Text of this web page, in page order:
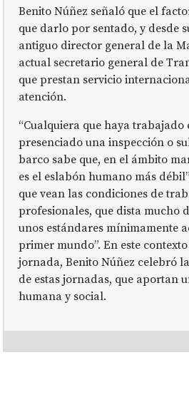
Benito Núñez señaló que el
que darlo por sentado, y desde
antiguo director general de la
actual secretario general de
que prestan servicio
atención.
“Cualquiera que haya trabajado
presenciado una inspección o
barco sabe que, en el ámbito
es el eslabón humano más
que vean las condiciones de
profesionales, que dista mucho
unos estándares mínimamente
primer mundo”. En este
jornada, Benito Núñez celebró
de estas jornadas, que aportan
humana y social.